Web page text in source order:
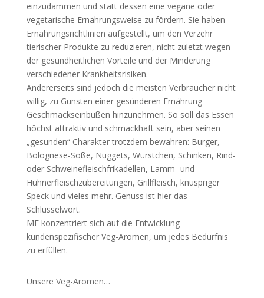
einzudämmen und statt dessen eine vegane oder
vegetarische Ernährungsweise zu fördern. Sie haben
Ernährungsrichtlinien aufgestellt, um den Verzehr
tierischer Produkte zu reduzieren, nicht zuletzt wegen
der gesundheitlichen Vorteile und der Minderung
verschiedener Krankheitsrisiken.
Andererseits sind jedoch die meisten Verbraucher nicht
willig, zu Gunsten einer gesünderen Ernährung
Geschmackseinbußen hinzunehmen. So soll das Essen
höchst attraktiv und schmackhaft sein, aber seinen
„gesunden“ Charakter trotzdem bewahren: Burger,
Bolognese-Soße, Nuggets, Würstchen, Schinken, Rind-
oder Schweinefleischfrikadellen, Lamm- und
Hühnerfleischzubereitungen, Grillfleisch, knuspriger
Speck und vieles mehr. Genuss ist hier das
Schlüsselwort.
ME konzentriert sich auf die Entwicklung
kundenspezifischer Veg-Aromen, um jedes Bedürfnis
zu erfüllen.
Unsere Veg-Aromen…